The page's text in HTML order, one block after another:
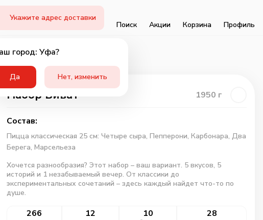
Укажите адрес доставки
город: Уфа?
Да Нет, изменить
Поиск Акции Корзина Профиль
Набор Виват 1950 г
Состав:
Пицца классическая 25 см: Четыре сыра, Пепперони, Карбонара, Два
Берега, Марсельеза
Хочется разнообразия? Этот набор – ваш вариант. 5 вкусов, 5
историй и 1 незабываемый вечер. От классики до
экспериментальных сочетаний – здесь каждый найдет что-то по
душе.
266 12 10 28